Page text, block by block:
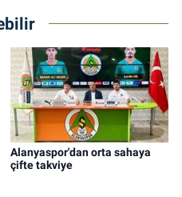
Alanyaspor'dan orta sahaya
çifte takviye